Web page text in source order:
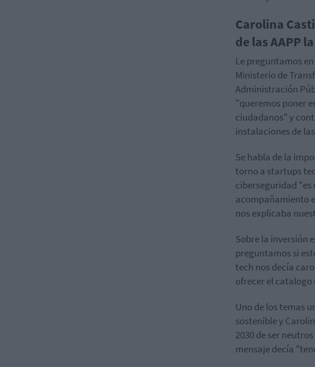
Carolina
de las AAPP
Le preguntamos
Ministerio de
Administración
"queremos poner
ciudadanos" y
instalaciones de
Se habla de la
torno a startups
ciberseguridad
acompañamiento
nos explicaba
Sobre la inversión
preguntamos si
tech nos decía
ofrecer el catalogo
Uno de los temas
sostenible y
2030 de ser
mensaje decía